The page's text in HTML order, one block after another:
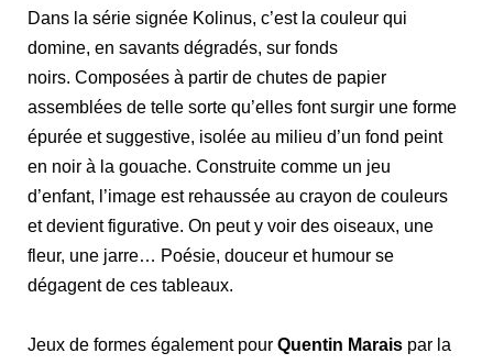
Dans la série signée Kolinus, c’est la couleur qui
domine, en savants dégradés, sur fonds
noirs. Composées à partir de chutes de papier
assemblées de telle sorte qu’elles font surgir une forme
épurée et suggestive, isolée au milieu d’un fond peint
en noir à la gouache. Construite comme un jeu
d’enfant, l’image est rehaussée au crayon de couleurs
et devient figurative. On peut y voir des oiseaux, une
fleur, une jarre… Poésie, douceur et humour se
dégagent de ces tableaux.
Jeux de formes également pour Quentin Marais par la